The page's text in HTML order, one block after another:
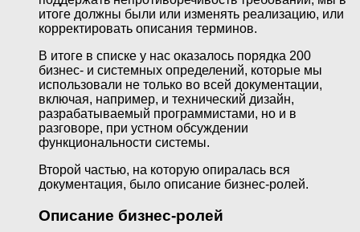
итоге должны были или изменять реализацию, или
корректировать описания терминов.
В итоге в списке у нас оказалось порядка 200
бизнес- и системных определений, которые мы
использовали не только во всей документации,
включая, например, и технический дизайн,
разрабатываемый программистами, но и в
разговоре, при устном обсуждении
функциональности системы.
Второй частью, на которую опиралась вся
документация, было описание бизнес-ролей.
Описание бизнес-ролей